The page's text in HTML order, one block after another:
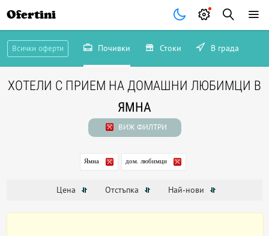
Ofertini
Всички оферти Почивки Стоки В града
ХОТЕЛИ С ПРИЕМ НА ДОМАШНИ ЛЮБИМЦИ В
ЯМНА
ВИЖ ФИЛТРИ
Ямна дом. любимци
Цена Отстъпка Най-нови